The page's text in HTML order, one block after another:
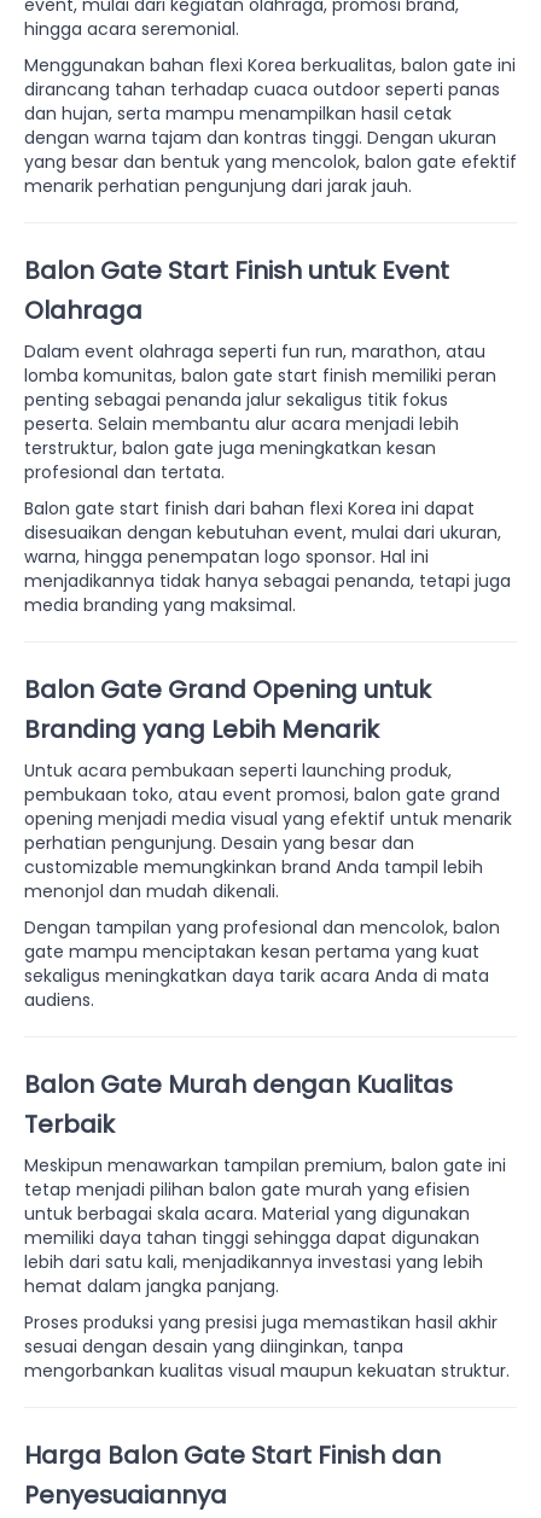
event, mulai dari kegiatan olahraga, promosi brand,
hingga acara seremonial.
Menggunakan bahan flexi Korea berkualitas, balon gate ini
dirancang tahan terhadap cuaca outdoor seperti panas
dan hujan, serta mampu menampilkan hasil cetak
dengan warna tajam dan kontras tinggi. Dengan ukuran
yang besar dan bentuk yang mencolok, balon gate efektif
menarik perhatian pengunjung dari jarak jauh.
Balon Gate Start Finish untuk Event
Olahraga
Dalam event olahraga seperti fun run, marathon, atau
lomba komunitas, balon gate start finish memiliki peran
penting sebagai penanda jalur sekaligus titik fokus
peserta. Selain membantu alur acara menjadi lebih
terstruktur, balon gate juga meningkatkan kesan
profesional dan tertata.
Balon gate start finish dari bahan flexi Korea ini dapat
disesuaikan dengan kebutuhan event, mulai dari ukuran,
warna, hingga penempatan logo sponsor. Hal ini
menjadikannya tidak hanya sebagai penanda, tetapi juga
media branding yang maksimal.
Balon Gate Grand Opening untuk
Branding yang Lebih Menarik
Untuk acara pembukaan seperti launching produk,
pembukaan toko, atau event promosi, balon gate grand
opening menjadi media visual yang efektif untuk menarik
perhatian pengunjung. Desain yang besar dan
customizable memungkinkan brand Anda tampil lebih
menonjol dan mudah dikenali.
Dengan tampilan yang profesional dan mencolok, balon
gate mampu menciptakan kesan pertama yang kuat
sekaligus meningkatkan daya tarik acara Anda di mata
audiens.
Balon Gate Murah dengan Kualitas
Terbaik
Meskipun menawarkan tampilan premium, balon gate ini
tetap menjadi pilihan balon gate murah yang efisien
untuk berbagai skala acara. Material yang digunakan
memiliki daya tahan tinggi sehingga dapat digunakan
lebih dari satu kali, menjadikannya investasi yang lebih
hemat dalam jangka panjang.
Proses produksi yang presisi juga memastikan hasil akhir
sesuai dengan desain yang diinginkan, tanpa
mengorbankan kualitas visual maupun kekuatan struktur.
Harga Balon Gate Start Finish dan
Penyesuaiannya